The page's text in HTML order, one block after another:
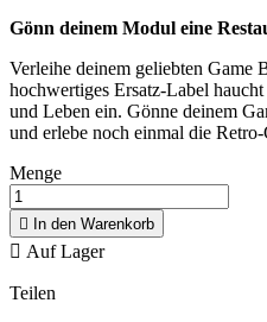
Gönn deinem Modul eine
Verleihe deinem geliebten Game
hochwertiges Ersatz-Label
und Leben ein. Gönne deinem
und erlebe noch einmal die
Menge
 In den Warenkorb
 Auf Lager
Teilen